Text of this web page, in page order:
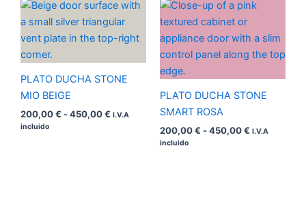
PLATO DUCHA STONE
MIO BEIGE
200,00€ -450,00€
Rango
precios:
desde
hasta
I.V.A
incluido
PLATO DUCHA STONE
SMART ROSA
200,00€ -450,00€
Rango
desde
200,00 €
hasta
I.V.A
incluido